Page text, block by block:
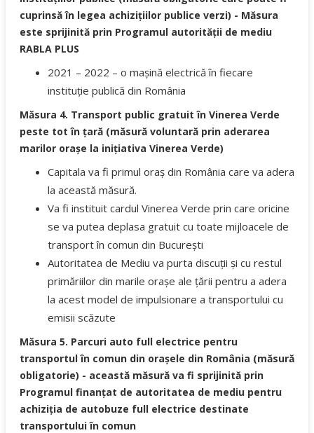
cuprinsă în legea achizițiilor publice verzi) - Măsura
este sprijinită prin Programul autorității de mediu
RABLA PLUS
2021 – 2022 – o mașină electrică în fiecare
instituție publică din România
Măsura 4. Transport public gratuit în Vinerea Verde
peste tot în țară (măsură voluntară prin aderarea
marilor orașe la inițiativa Vinerea Verde)
Capitala va fi primul oraș din România care va adera
la această măsură.
Va fi instituit cardul Vinerea Verde prin care oricine
se va putea deplasa gratuit cu toate mijloacele de
transport în comun din București
Autoritatea de Mediu va purta discuții și cu restul
primăriilor din marile orașe ale țării pentru a adera
la acest model de impulsionare a transportului cu
emisii scăzute
Măsura 5. Parcuri auto full electrice pentru
transportul în comun din orașele din România (măsură
obligatorie) - această măsură va fi sprijinită prin
Programul finanțat de autoritatea de mediu pentru
achiziția de autobuze full electrice destinate
transportului în comun